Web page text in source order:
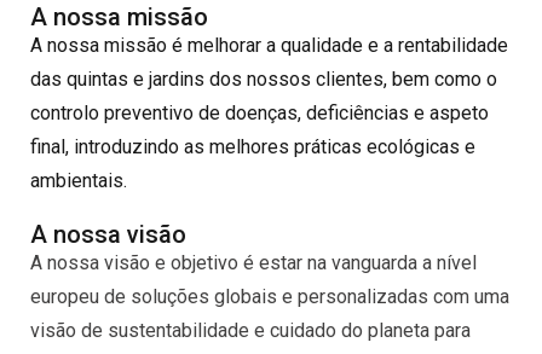
A nossa missão
A nossa missão é melhorar a qualidade e a rentabilidade
das quintas e jardins dos nossos clientes, bem como o
controlo preventivo de doenças, deficiências e aspeto
final, introduzindo as melhores práticas ecológicas e
ambientais.
A nossa visão
A nossa visão e objetivo é estar na vanguarda a nível
europeu de soluções globais e personalizadas com uma
visão de sustentabilidade e cuidado do planeta para